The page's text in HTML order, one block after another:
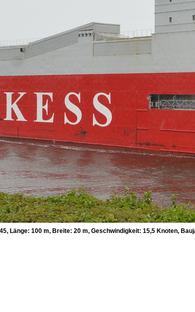
Länge: 100 m, Breite: 20 m, Geschwindigkeit: 15,5 Knoten,